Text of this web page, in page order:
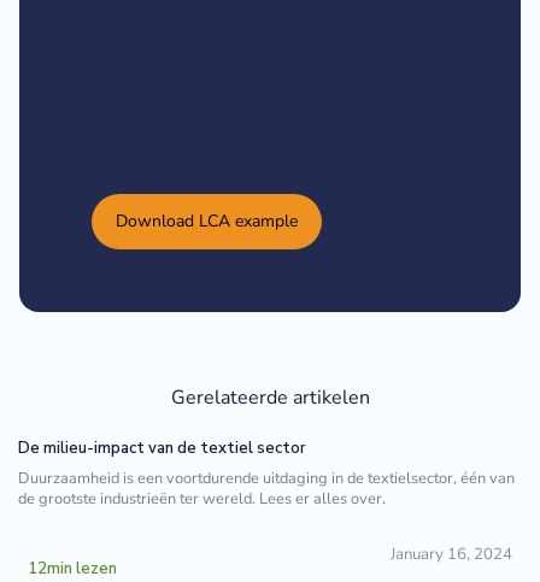
Download LCA example
Gerelateerde artikelen
De milieu-impact van de textiel sector
Duurzaamheid is een voortdurende uitdaging in de textielsector, één van
de grootste industrieën ter wereld. Lees er alles over.
12min lezen
January 16, 2024